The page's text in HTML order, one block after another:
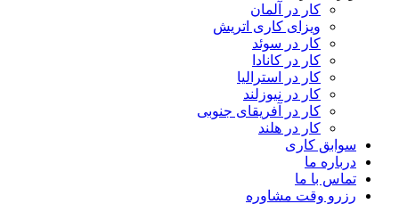
کار در آلمان
ویزای کاری اتریش
کار در سوئد
کار در کانادا
کار در استرالیا
کار در نیوزلند
کار در آفریقای جنوبی
کار در هلند
سوابق کاری
درباره ما
تماس با ما
رزرو وقت مشاوره